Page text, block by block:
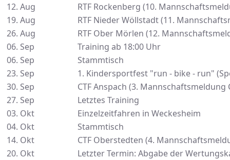
12. Aug
RTF Rockenberg (10.
19. Aug
RTF Nieder Wöllstadt (11.
26. Aug
RTF Ober Mörlen (12.
06. Sep
Training ab 18:00 Uhr
06. Sep
Stammtisch
23. Sep
1. Kindersportfest "run - bike - run"
30. Sep
CTF Anspach (3. Mannschaftsmeldung
27. Sep
Letztes Training
03. Okt
Einzelzeitfahren in Weckesheim
04. Okt
Stammtisch
14. Okt
CTF Oberstedten (4.
20. Okt
Letzter Termin: Abgabe der